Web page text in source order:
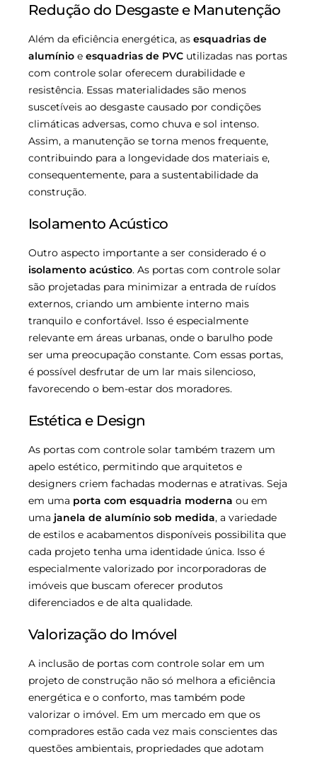
Redução do Desgaste e Manutenção
Além da eficiência energética, as esquadrias de
alumínio e esquadrias de PVC utilizadas nas portas
com controle solar oferecem durabilidade e
resistência. Essas materialidades são menos
suscetíveis ao desgaste causado por condições
climáticas adversas, como chuva e sol intenso.
Assim, a manutenção se torna menos frequente,
contribuindo para a longevidade dos materiais e,
consequentemente, para a sustentabilidade da
construção.
Isolamento Acústico
Outro aspecto importante a ser considerado é o
isolamento acústico. As portas com controle solar
são projetadas para minimizar a entrada de ruídos
externos, criando um ambiente interno mais
tranquilo e confortável. Isso é especialmente
relevante em áreas urbanas, onde o barulho pode
ser uma preocupação constante. Com essas portas,
é possível desfrutar de um lar mais silencioso,
favorecendo o bem-estar dos moradores.
Estética e Design
As portas com controle solar também trazem um
apelo estético, permitindo que arquitetos e
designers criem fachadas modernas e atrativas. Seja
em uma porta com esquadria moderna ou em
uma janela de alumínio sob medida, a variedade
de estilos e acabamentos disponíveis possibilita que
cada projeto tenha uma identidade única. Isso é
especialmente valorizado por incorporadoras de
imóveis que buscam oferecer produtos
diferenciados e de alta qualidade.
Valorização do Imóvel
A inclusão de portas com controle solar em um
projeto de construção não só melhora a eficiência
energética e o conforto, mas também pode
valorizar o imóvel. Em um mercado em que os
compradores estão cada vez mais conscientes das
questões ambientais, propriedades que adotam